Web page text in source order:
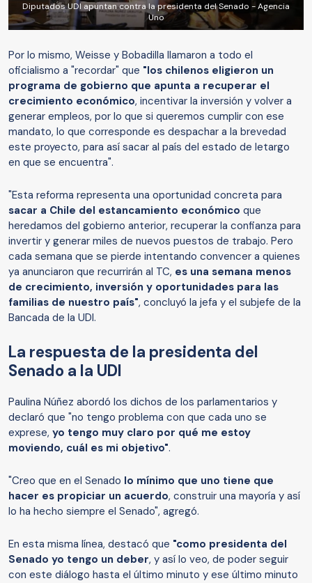
Diputados UDI apuntan contra la presidenta del Senado - Agencia
Uno
Por lo mismo, Weisse y Bobadilla llamaron a todo el
oficialismo a "recordar" que "los chilenos eligieron un
programa de gobierno que apunta a recuperar el
crecimiento económico, incentivar la inversión y volver a
generar empleos, por lo que si queremos cumplir con ese
mandato, lo que corresponde es despachar a la brevedad
este proyecto, para así sacar al país del estado de letargo
en que se encuentra".
"Esta reforma representa una oportunidad concreta para
sacar a Chile del estancamiento económico que
heredamos del gobierno anterior, recuperar la confianza para
invertir y generar miles de nuevos puestos de trabajo. Pero
cada semana que se pierde intentando convencer a quienes
ya anunciaron que recurrirán al TC, es una semana menos
de crecimiento, inversión y oportunidades para las
familias de nuestro país", concluyó la jefa y el subjefe de la
Bancada de la UDI.
La respuesta de la presidenta del
Senado a la UDI
Paulina Núñez abordó los dichos de los parlamentarios y
declaró que "no tengo problema con que cada uno se
exprese, yo tengo muy claro por qué me estoy
moviendo, cuál es mi objetivo".
"Creo que en el Senado lo mínimo que uno tiene que
hacer es propiciar un acuerdo, construir una mayoría y así
lo ha hecho siempre el Senado", agregó.
En esta misma línea, destacó que "como presidenta del
Senado yo tengo un deber, y así lo veo, de poder seguir
con este diálogo hasta el último minuto y ese último minuto